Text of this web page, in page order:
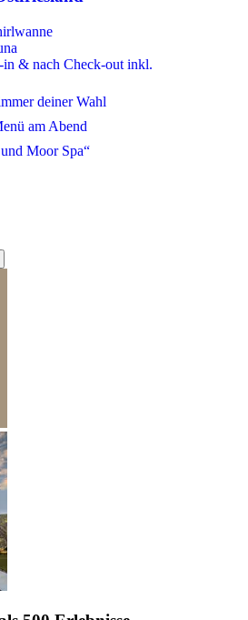
in & nach Check-out inkl.
deiner Wahl
am Abend
Moor Spa“